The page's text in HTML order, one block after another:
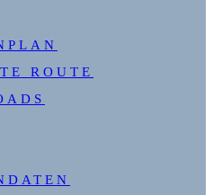
ROUTE